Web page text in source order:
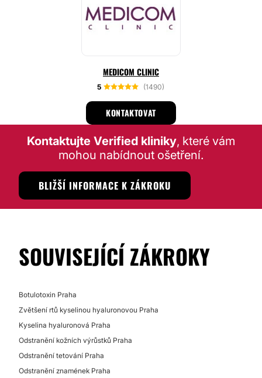
MEDICOM CLINIC
5 (1490)
KONTAKTOVAT
Kontaktujte Verified kliniky, které vám
mohou nabídnout ošetření.
BLIŽŠÍ INFORMACE K ZÁKROKU
SOUVISEJÍCÍ ZÁKROKY
Botulotoxin Praha
Zvětšení rtů kyselinou hyaluronovou Praha
Kyselina hyaluronová Praha
Odstranění kožních výrůstků Praha
Odstranění tetování Praha
Odstranění znamének Praha